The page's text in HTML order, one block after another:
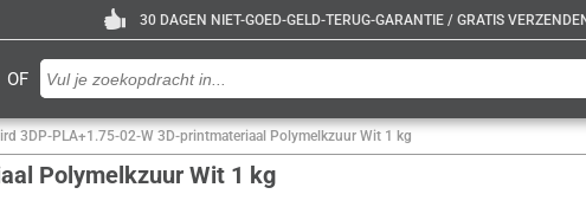
30 DAGEN NIET-GOED-GELD-TERUG-GARANTIE / GRATIS
OF
3DP-PLA+1.75-02-W 3D-printmateriaal Polymelkzuur Wit 1 kg
Polymelkzuur Wit 1 kg